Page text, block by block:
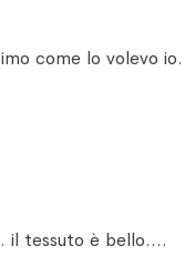
come lo volevo io.
il tessuto è bello....